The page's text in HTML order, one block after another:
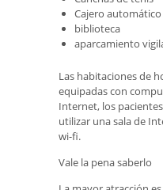
Cajero automático
biblioteca
aparcamiento
Las habitaciones de
equipadas con
Internet, los
utilizar una sala de
wi-fi.
Vale la pena saberlo